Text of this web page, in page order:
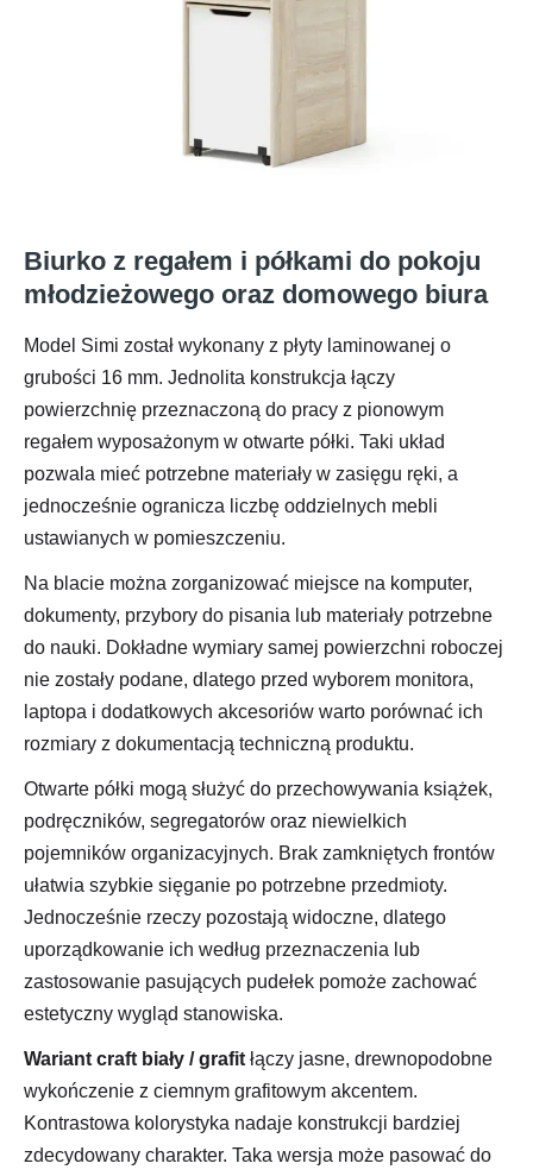
Biurko z regałem i półkami do pokoju
młodzieżowego oraz domowego biura
Model Simi został wykonany z płyty laminowanej o
grubości 16 mm. Jednolita konstrukcja łączy
powierzchnię przeznaczoną do pracy z pionowym
regałem wyposażonym w otwarte półki. Taki układ
pozwala mieć potrzebne materiały w zasięgu ręki, a
jednocześnie ogranicza liczbę oddzielnych mebli
ustawianych w pomieszczeniu.
Na blacie można zorganizować miejsce na komputer,
dokumenty, przybory do pisania lub materiały potrzebne
do nauki. Dokładne wymiary samej powierzchni roboczej
nie zostały podane, dlatego przed wyborem monitora,
laptopa i dodatkowych akcesoriów warto porównać ich
rozmiary z dokumentacją techniczną produktu.
Otwarte półki mogą służyć do przechowywania książek,
podręczników, segregatorów oraz niewielkich
pojemników organizacyjnych. Brak zamkniętych frontów
ułatwia szybkie sięganie po potrzebne przedmioty.
Jednocześnie rzeczy pozostają widoczne, dlatego
uporządkowanie ich według przeznaczenia lub
zastosowanie pasujących pudełek pomoże zachować
estetyczny wygląd stanowiska.
Wariant craft biały / grafit łączy jasne, drewnopodobne
wykończenie z ciemnym grafitowym akcentem.
Kontrastowa kolorystyka nadaje konstrukcji bardziej
zdecydowany charakter. Taka wersja może pasować do